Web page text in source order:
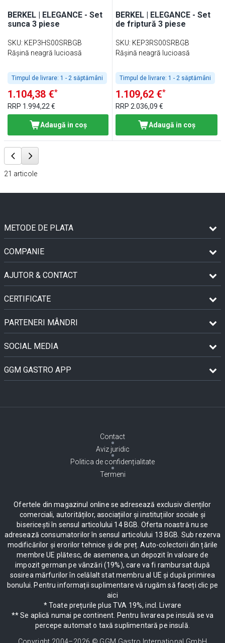
BERKEL | ELEGANCE - Set
sunca 3 piese
SKU: KEP3HS00SRBGB
Rășină neagră lucioasă
Timpul de livrare: 1 - 2 săptămâni
1.104,38 €*
RRP 1.994,22 €
Adaugă in coş
BERKEL | ELEGANCE - Set
de friptură 3 piese
SKU: KEP3RS00SRBGB
Rășină neagră lucioasă
Timpul de livrare: 1 - 2 săptămâni
1.109,62 €*
RRP2.036,09 €
Adaugă in coş
21 articole
METODE DE PLATA
COMPANIE
AJUTOR & CONTACT
CERTIFICATE
PARTENERI MÂNDRI
SOCIAL MEDIA
GGM GASTRO APP
Contact
Aviz juridic
Politica de confidențialitate
Termeni
Ofertele din magazinul online se adresează exclusiv clienților
comerciali, autorităților, asociațiilor și instituțiilor sociale și
bisericești în sensul articolului 14 BGB. Oferta noastră nu se
adresează consumatorilor în sensul articolului 13 BGB. Sub rezerva
modificărilor și erorilor tehnice și de preț. Auto-colectorii din țările
membre UE plătesc, de asemenea, un depozit în valoare de
impozit german pe vânzări (19%), care va fi rambursat după
sosirea mărfurilor în celălalt stat membru al UE și după primirea
bonului. Pentru informații suplimentare vă rugăm să faceți clic pe
aici
* Toate prețurile plus TVA 19%, incl. Livrare
** Se aplică numai pe continent. Pentru livrarea pe insulă se va
percepe automat o taxă suplimentară pe insulă.